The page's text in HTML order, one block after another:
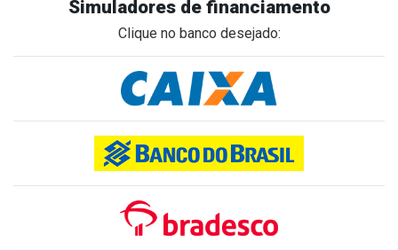
Simuladores de financiamento
Clique no banco desejado: